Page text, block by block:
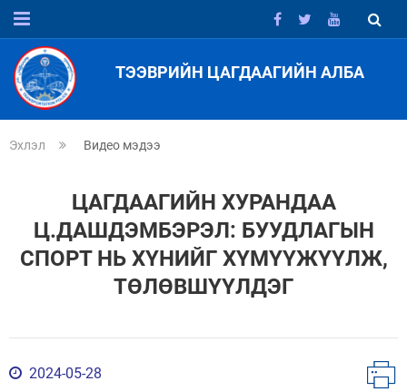
ТЭЭВРИЙН ЦАГДААГИЙН АЛБА
Эхлэл Видео мэдээ
ЦАГДААГИЙН ХУРАНДАА
Ц.ДАШДЭМБЭРЭЛ: БУУДЛАГЫН
СПОРТ НЬ ХҮНИЙГ ХҮМҮҮЖҮҮЛЖ,
ТӨЛӨВШҮҮЛДЭГ
2024-05-28